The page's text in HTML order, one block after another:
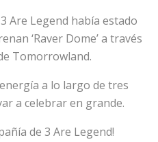
Are Legend había estado
‘Raver Dome’ a través
Tomorrowland.
a lo largo de tres
a celebrar en grande.
de 3 Are Legend!